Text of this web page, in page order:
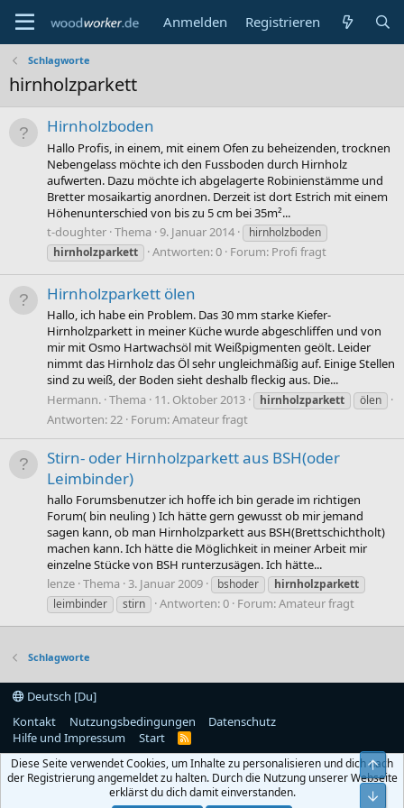
Anmelden Registrieren
Schlagworte
hirnholzparkett
Hirnholzboden
Hallo Profis, in einem, mit einem Ofen zu beheizenden, trocknen
Nebengelass möchte ich den Fussboden durch Hirnholz
aufwerten. Dazu möchte ich abgelagerte Robinienstämme und
Bretter mosaikartig anordnen. Derzeit ist dort Estrich mit einem
Höhenunterschied von bis zu 5 cm bei 35m²...
t-doughter Thema 9. Januar 2014
hirnholzboden
hirnholzparkett
Antworten: 0 Forum: Profi fragt
Hirnholzparkett ölen
Hallo, ich habe ein Problem. Das 30 mm starke Kiefer-
Hirnholzparkett in meiner Küche wurde abgeschliffen und von
mir mit Osmo Hartwachsöl mit Weißpigmenten geölt. Leider
nimmt das Hirnholz das Öl sehr ungleichmäßig auf. Einige Stellen
sind zu weiß, der Boden sieht deshalb fleckig aus. Die...
Hermann. Thema 11. Oktober 2013 hirnholzparkett ölen
Antworten: 22 Forum:Amateur fragt
Stirn- oder Hirnholzparkett aus BSH(oder
Leimbinder)
hallo Forumsbenutzer ich hoffe ich bin gerade im richtigen
Forum( bin neuling ) Ich hätte gern gewusst ob mir jemand
sagen kann, ob man Hirnholzparkett aus BSH(Brettschichtholt)
machen kann. Ich hätte die Möglichkeit in meiner Arbeit mir
einzelne Stücke von BSH runterzusägen. Ich hätte...
lenze Thema 3. Januar 2009 bshoder
hirnholzparkett
leimbinder
stirn Antworten: 0 Forum:Amateur fragt
Schlagworte
Deutsch [Du]
Kontakt
Nutzungsbedingungen
Datenschutz
Hilfe und Impressum
Start
R
S
Diese Seite verwendet Cookies, um Inhalte zu personalisieren und dich nach
der Registrierung angemeldet zu halten. Durch die Nutzung unserer Webseite
erklärst du dich damit einverstanden.